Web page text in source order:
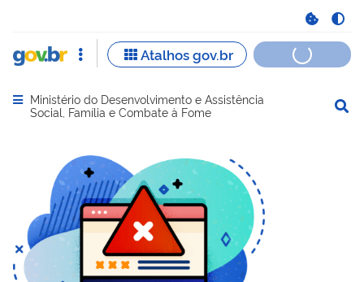
Abrir menu principal de navegação
Ministério do Desenvolvimento e Assistência
Social, Família e Combate à Fome